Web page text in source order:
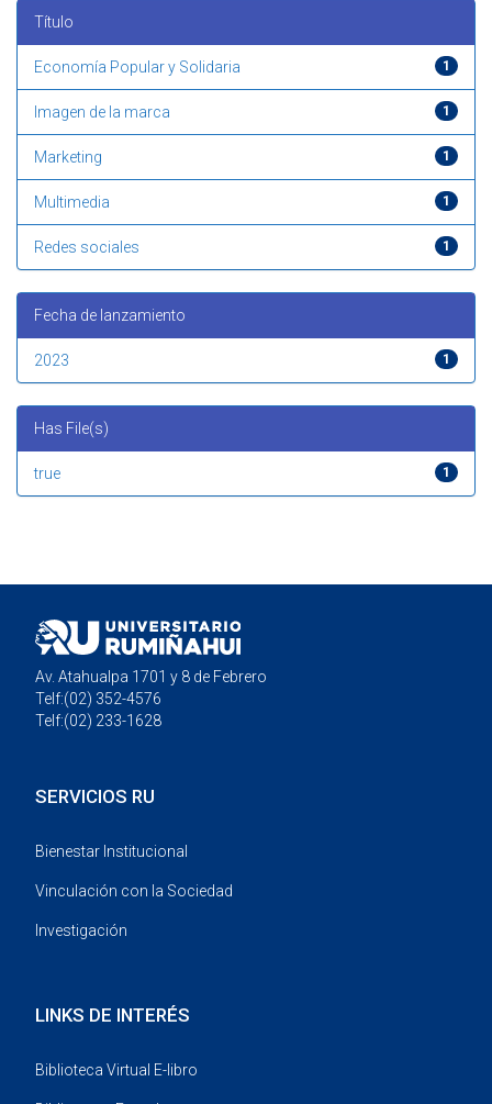
Título
1
Economía Popular y Solidaria
1
Imagen de la marca
1
Marketing
1
Multimedia
1
Redes sociales
Fecha de lanzamiento
1
2023
Has File(s)
1
true
Av. Atahualpa 1701 y 8 de Febrero
Telf:(02) 352-4576
Telf:(02) 233-1628
SERVICIOS RU
Bienestar Institucional
Vinculación con la Sociedad
Investigación
LINKS DE INTERÉS
Biblioteca Virtual E-libro